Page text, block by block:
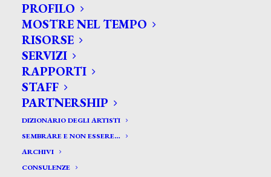
PROFILO
MOSTRE NEL TEMPO
RISORSE
SERVIZI
RAPPORTI
STAFF
PARTNERSHIP
DIZIONARIO DEGLI ARTISTI
SEMBRARE E NON ESSERE…
ARCHIVI
CONSULENZE
CERCA TRA GLI ARTISTI:
Search
for:
Bovimotti